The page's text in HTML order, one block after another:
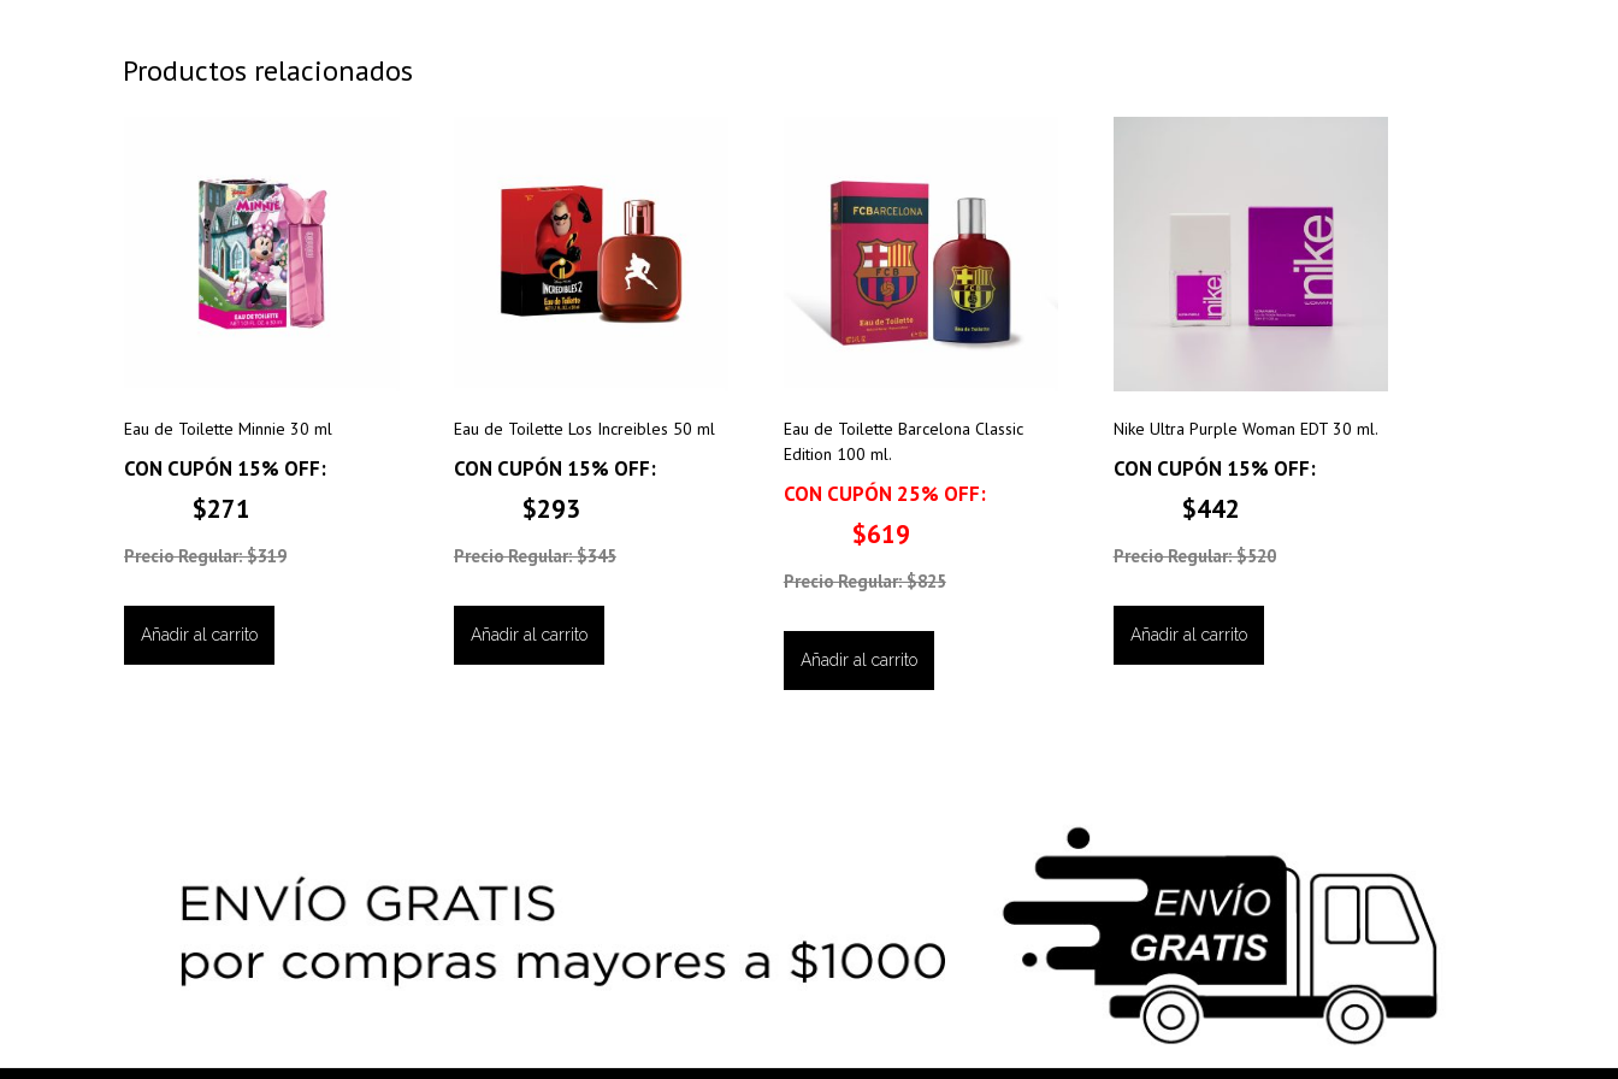
Productos relacionados
Eau de Toilette Minnie 30 ml
CON CUPÓN 15% OFF:
$271
Precio Regular: $319
Añadir al carrito
Eau de Toilette Los Increibles 50 ml
CON CUPÓN 15% OFF:
$293
Precio Regular: $345
Añadir al carrito
Eau de Toilette Barcelona Classic
Edition 100 ml.
CON CUPÓN 25% OFF:
$619
Precio Regular: $825
Añadir al carrito
Nike Ultra Purple Woman EDT 30 ml.
CON CUPÓN 15% OFF:
$442
Precio Regular: $520
Añadir al carrito